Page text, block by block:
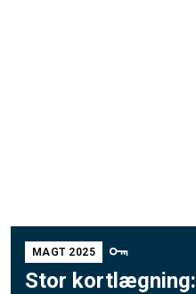
MAGT 2025
Stor kortlægning: